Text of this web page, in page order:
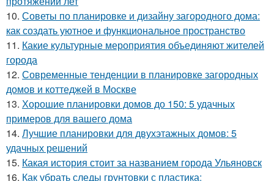
10. Советы по планировке и дизайну загородного дома:
как создать уютное и функциональное пространство
11. Какие культурные мероприятия объединяют жителей
города
12. Современные тенденции в планировке загородных
домов и коттеджей в Москве
13. Хорошие планировки домов до 150: 5 удачных
примеров для вашего дома
14. Лучшие планировки для двухэтажных домов: 5
удачных решений
15. Какая история стоит за названием города Ульяновск
16. Как убрать следы грунтовки с пластика: